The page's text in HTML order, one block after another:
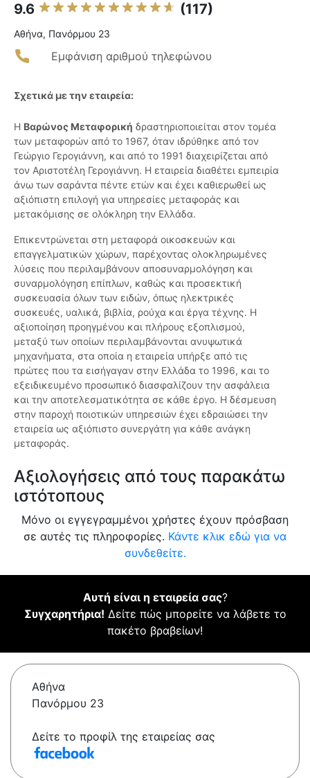
9.6 (117)
Αθήνα, Πανόρμου 23
Εμφάνιση αριθμού τηλεφώνου
Σχετικά με την εταιρεία:
Η Βαρώνος Μεταφορική δραστηριοποιείται στον τομέα
των μεταφορών από το 1967, όταν ιδρύθηκε από τον
Γεώργιο Γερογιάννη, και από το 1991 διαχειρίζεται από
τον Αριστοτέλη Γερογιάννη. Η εταιρεία διαθέτει εμπειρία
άνω των σαράντα πέντε ετών και έχει καθιερωθεί ως
αξιόπιστη επιλογή για υπηρεσίες μεταφοράς και
μετακόμισης σε ολόκληρη την Ελλάδα.
Επικεντρώνεται στη μεταφορά οικοσκευών και
επαγγελματικών χώρων, παρέχοντας ολοκληρωμένες
λύσεις που περιλαμβάνουν αποσυναρμολόγηση και
συναρμολόγηση επίπλων, καθώς και προσεκτική
συσκευασία όλων των ειδών, όπως ηλεκτρικές
συσκευές, υαλικά, βιβλία, ρούχα και έργα τέχνης. Η
αξιοποίηση προηγμένου και πλήρους εξοπλισμού,
μεταξύ των οποίων περιλαμβάνονται ανυψωτικά
μηχανήματα, στα οποία η εταιρεία υπήρξε από τις
πρώτες που τα εισήγαγαν στην Ελλάδα το 1996, και το
εξειδικευμένο προσωπικό διασφαλίζουν την ασφάλεια
και την αποτελεσματικότητα σε κάθε έργο. Η δέσμευση
στην παροχή ποιοτικών υπηρεσιών έχει εδραιώσει την
εταιρεία ως αξιόπιστο συνεργάτη για κάθε ανάγκη
μεταφοράς.
Αξιολογήσεις από τους παρακάτω
ιστότοπους
Μόνο οι εγγεγραμμένοι χρήστες έχουν πρόσβαση
σε αυτές τις πληροφορίες. Κάντε κλικ εδώ για να
συνδεθείτε.
Αυτή είναι η εταιρεία σας?
Συγχαρητήρια! Δείτε πώς μπορείτε να λάβετε το
πακέτο βραβείων!
Αθήνα
Πανόρμου 23
Δείτε το προφίλ της εταιρείας σας